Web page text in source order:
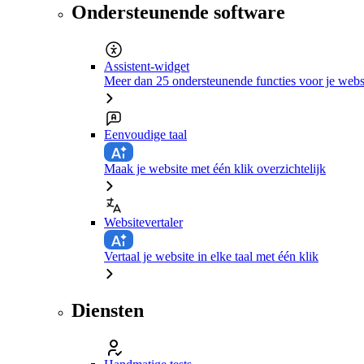
Ondersteunende software
Assistent-widget
Meer dan 25 ondersteunende functies voor je
Eenvoudige taal
Maak je website met één klik overzichtelijk
Websitevertaler
Vertaal je website in elke taal met één klik
Diensten